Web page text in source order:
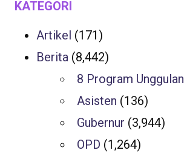
KATEGORI
Artikel (171)
Berita (8,442)
8 Program Unggulan
Asisten (136)
Gubernur (3,944)
OPD (1,264)